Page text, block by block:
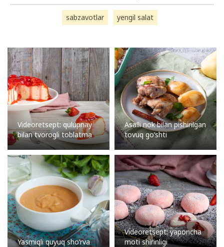
sabzavotlar yengil salat
Videoretsept: qulupnay
bilan tvorogli toblatma
Asalli nok bilan pishirilgan
tovuq go’shti
Yasmiqli quyuq sho’rva
Videoretsept: yaponcha
moti shirinligi